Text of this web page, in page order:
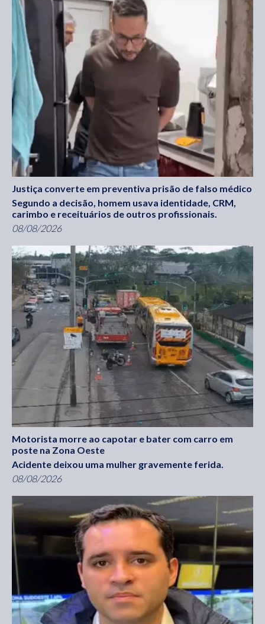
Justiça converte em preventiva prisão de falso médico
Segundo a decisão, homem usava identidade, CRM,
carimbo e receituários de outros profissionais.
08/08/2026
Motorista morre ao capotar e bater com carro em
poste na Zona Oeste
Acidente deixou uma mulher gravemente ferida.
08/08/2026